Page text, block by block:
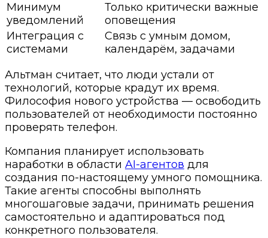
Минимум
уведомлений
Только критически важные
оповещения
Интеграция с
системами
Связь с умным домом,
календарём, задачами
Альтман считает, что люди устали от
технологий, которые крадут их время.
Философия нового устройства — освободить
пользователей от необходимости постоянно
проверять телефон.
Компания планирует использовать
наработки в области AI-агентов для
создания по-настоящему умного помощника.
Такие агенты способны выполнять
многошаговые задачи, принимать решения
самостоятельно и адаптироваться под
конкретного пользователя.